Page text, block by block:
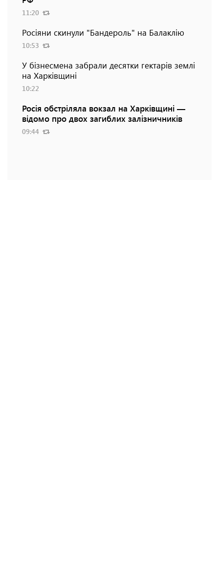
11:20
Росіяни скинули "Бандероль" на Балаклію
10:53
У бізнесмена забрали десятки гектарів землі
на Харківщині
10:22
Росія обстріляла вокзал на Харківщині —
відомо про двох загиблих залізничників
09:44